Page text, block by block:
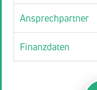
Ansprechpartner
Finanzdaten